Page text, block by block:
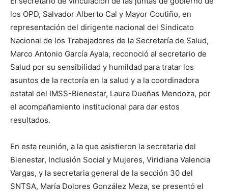
los OPD, Salvador Alberto Cal y Mayor Coutiño, en
representación del dirigente nacional del Sindicato
Nacional de los Trabajadores de la Secretaría de Salud,
Marco Antonio García Ayala, reconoció al secretario de
Salud por su sensibilidad y humildad para tratar los
asuntos de la rectoría en la salud y a la coordinadora
estatal del IMSS-Bienestar, Laura Dueñas Mendoza, por
el acompañamiento institucional para dar estos
resultados.
En esta reunión, a la que asistieron la secretaria del
Bienestar, Inclusión Social y Mujeres, Viridiana Valencia
Vargas, y la secretaria general de la sección 30 del
SNTSA, María Dolores González Meza, se presentó el